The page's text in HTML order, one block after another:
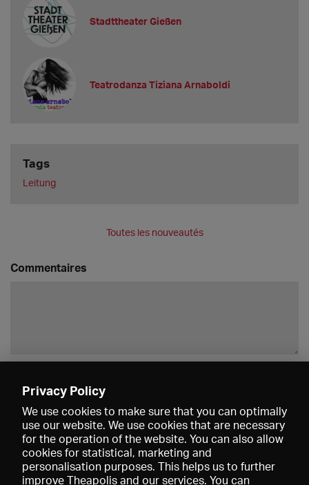
Stadttheater Gießen
Teatrodanza Tiziana Arnaboldi
Tags
Leitung
Toutes les nouveautés
Commentaires
Privacy Policy
We use cookies to make sure that you can optimally
use our website. We use cookies that are necessary
for the operation of the website. You can also allow
cookies for statistical, marketing and
personalisation purposes. This helps us to further
improve Theapolis and our services. You can